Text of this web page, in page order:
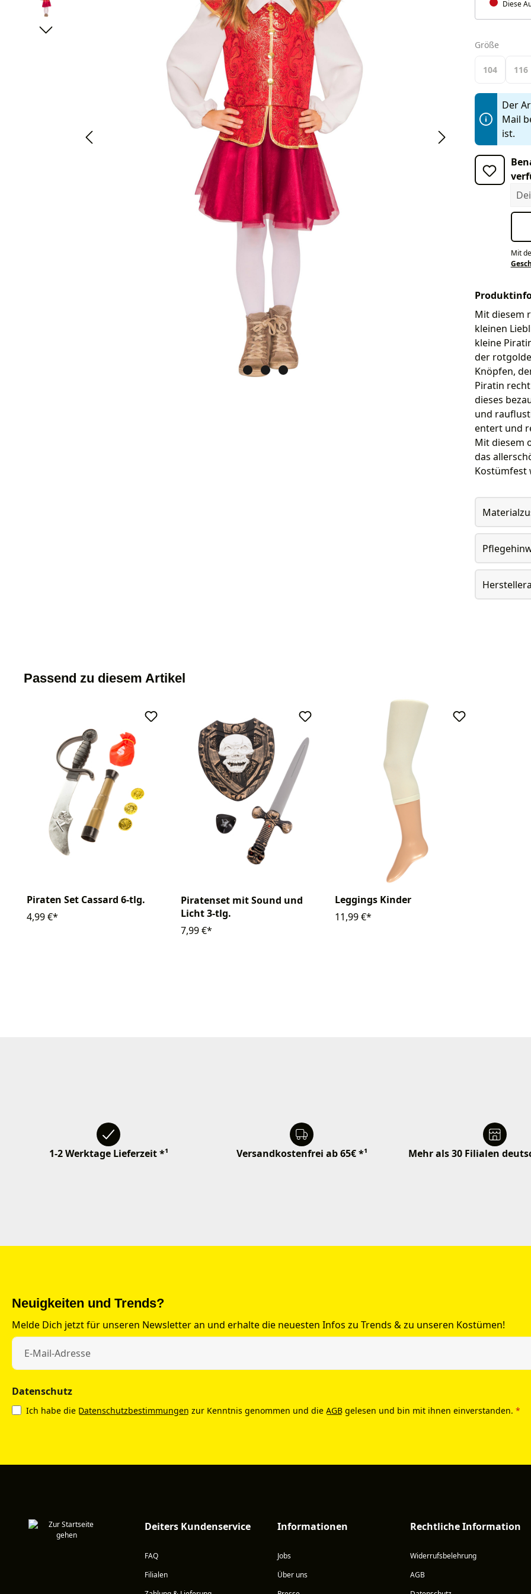
Diese
Größe
104 116
Der
Mail
ist.
Mit
Mit diesem
kleinen
kleine
der
Knöpfen,
Piratin
dieses
und
entert und
Mit diesem
das
Kostümfest
Passend zu diesem Artikel
Piraten Set Cassard 6-tlg.
4,99 €*
Piratenset mit Sound und
Licht 3-tlg.
7,99 €*
Leggings Kinder
11,99 €*
1-2 Werktage Lieferzeit *¹ Versandkostenfrei ab 65€ *¹ Mehr als 30 Filialen
Neuigkeiten und Trends?
Melde Dich jetzt für unseren Newsletter an und erhalte die neuesten Infos zu Trends & zu unseren Kostümen!
Datenschutz
Ich habe die Datenschutzbestimmungen zur Kenntnis genommen und die AGB gelesen und bin mit ihnen einverstanden. *
Deiters Kundenservice
FAQ
Filialen
Informationen
Jobs
Über uns
Rechtliche Information
Widerrufsbelehrung
AGB